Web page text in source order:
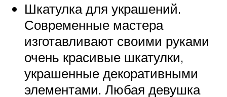
Шкатулка для украшений.
Современные мастера
изготавливают своими руками
очень красивые шкатулки,
украшенные декоративными
элементами. Любая девушка